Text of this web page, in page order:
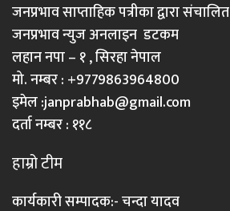
जनप्रभाव साप्ताहिक पत्रीका द्वारा संचालित
जनप्रभाव न्युज अनलाइन डटकम
लहान नपा – १ , सिरहा नेपाल
मो. नम्बर : +9779863964800
इमेल :janprabhab@gmail.com
दर्ता नम्बर : ११८
हाम्रो टीम
कार्यकारी सम्पादक:- चन्दा यादव